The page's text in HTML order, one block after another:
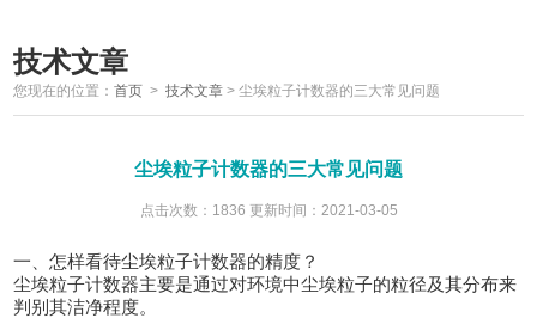
技术文章
您现在的位置：首页 >技术文章 >尘埃粒子计数器的三大常见问题
尘埃粒子计数器的三大常见问题
点击次数：1836 更新时间：2021-03-05
一、怎样看待尘埃粒子计数器的精度？
尘埃粒子计数器主要是通过对环境中尘埃粒子的粒径及其分布来
判别其洁净程度。